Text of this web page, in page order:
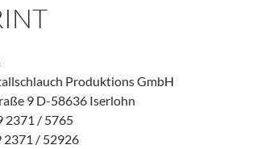
Produktions GmbH
9 D-58636 Iserlohn
2371 / 5765
2371 / 52926